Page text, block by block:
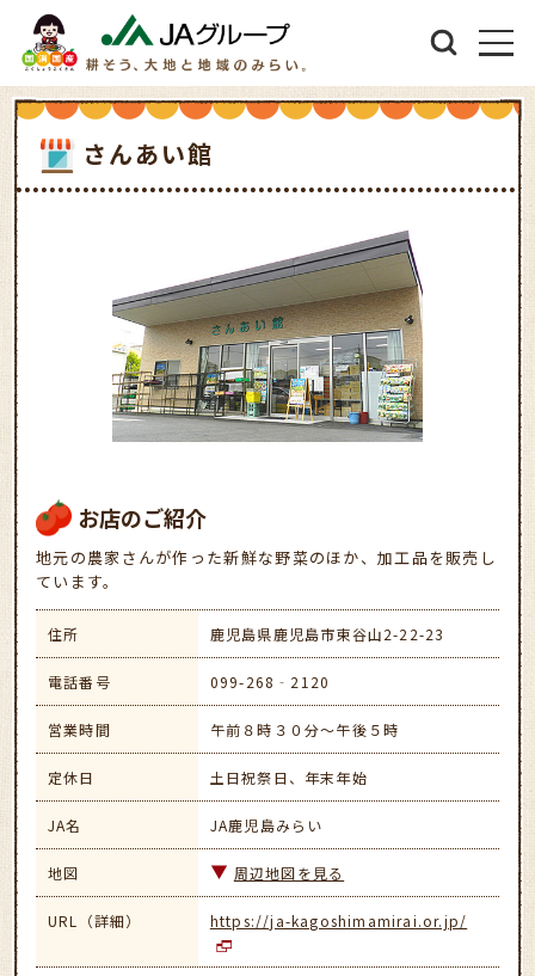
さんあい館
お店のご紹介
地元の農家さんが作った新鮮な野菜のほか、加工品を販売し
ています。
住所 鹿児島県鹿児島市東谷山2-22-23
電話番号 099-268‐2120
営業時間 午前８時３０分～午後５時
定休日 土日祝祭日、年末年始
JA名 JA鹿児島みらい
地図 周辺地図を見る
URL（詳細） https://ja-kagoshimamirai.or.jp/